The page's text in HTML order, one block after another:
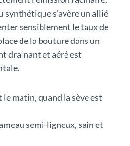
synthétique s’avère un allié
sensiblement le taux de
de la bouture dans un
drainant et aéré est
matin, quand la sève est
semi-ligneux, sain et